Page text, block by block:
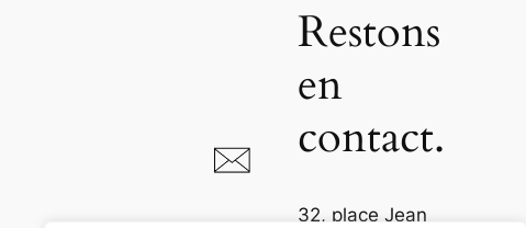
Restons
en
contact.
32, place Jean